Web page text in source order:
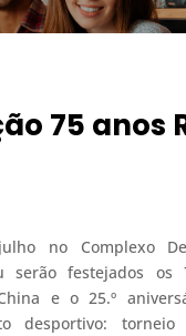
75 anos
no Complexo
serão festejados os
e o 25.º
desportivo: torneio